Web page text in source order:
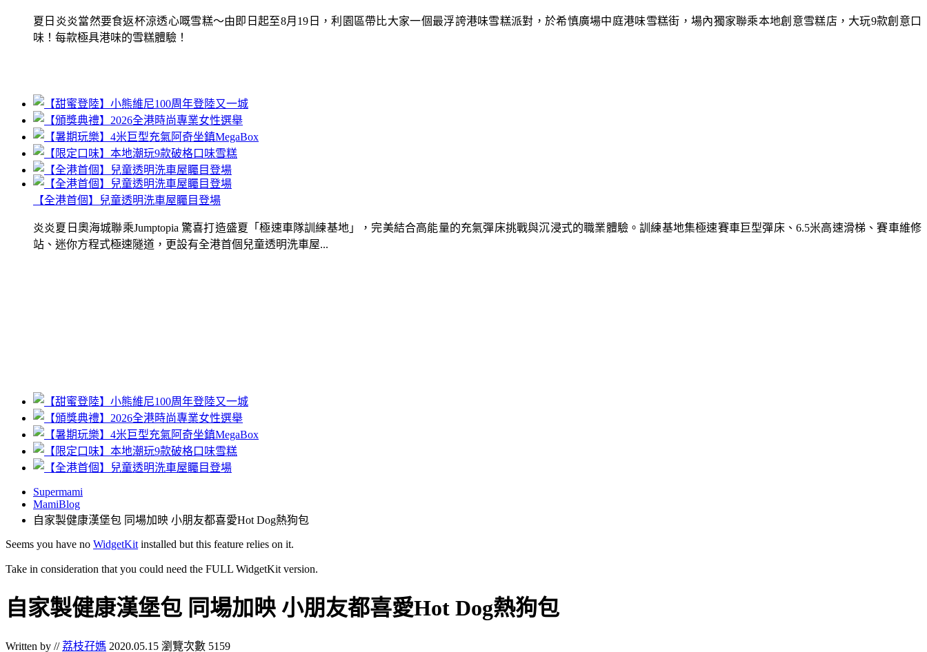
夏日炎炎當然要食返杯涼透心嘅雪糕～由即日起至8月19日，利園區帶比大家一個最浮誇港味雪糕派對，於希慎廣場中庭港味雪糕街，場內獨家聯乘本地創意雪糕店，大玩9款創意口
味！每款極具港味的雪糕體驗！
【全港首個】兒童透明洗車屋矚目登場
炎炎夏日奧海城聯乘Jumptopia 驚喜打造盛夏「極速車隊訓練基地」，完美結合高能量的充氣彈床挑戰與沉浸式的職業體驗。訓練基地集極速賽車巨型彈床、6.5米高速滑梯、賽車維修
站、迷你方程式極速隧道，更設有全港首個兒童透明洗車屋...
Supermami
MamiBlog
自家製健康漢堡包 同場加映 小朋友都喜愛Hot Dog熱狗包
Seems you have no WidgetKit installed but this feature relies on it.
Take in consideration that you could need the FULL WidgetKit version.
自家製健康漢堡包 同場加映 小朋友都喜愛Hot Dog熱狗包
Written by // 荔枝孖媽 2020.05.15 瀏覽次數 5159